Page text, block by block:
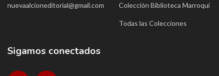
nuevaalcioneditorial@gmail.com Colección Biblioteca Marroquí
Todas las Colecciones
Sigamos conectados